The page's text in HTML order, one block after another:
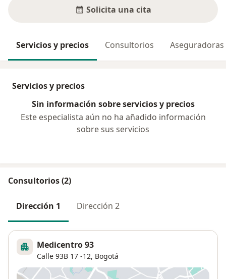
Solicita una cita
Servicios y precios Consultorios Aseguradoras
Servicios y precios
Sin información sobre servicios y precios
Este especialista aún no ha añadido información
sobre sus servicios
Consultorios (2)
Dirección 1 Dirección 2
Medicentro 93
Calle 93B 17 -12, Bogotá